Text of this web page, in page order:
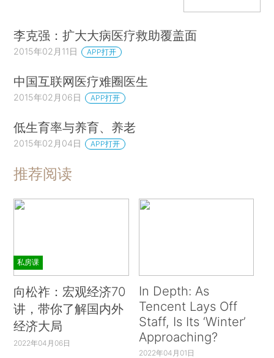
李克强：扩大大病医疗救助覆盖面
2015年02月11日 APP打开
中国互联网医疗难圈医生
2015年02月06日 APP打开
低生育率与养育、养老
2015年02月04日 APP打开
推荐阅读
私房课
向松祚：宏观经济70
讲，带你了解国内外
经济大局
2022年04月06日
In Depth: As
Tencent Lays Off
Staff, Is Its ‘Winter’
Approaching?
2022年04月01日